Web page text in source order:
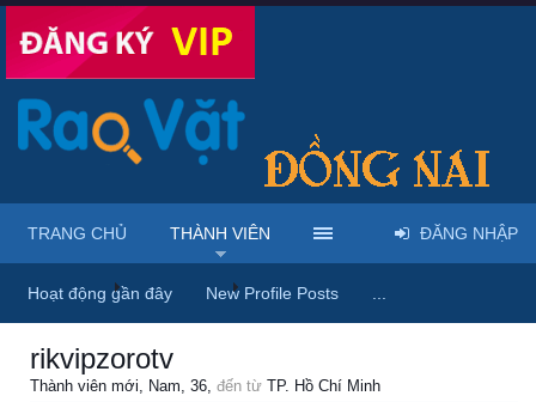
Trang chủ Thành viên rikvipzorotv
rikvipzorotv
Thành viên mới, Nam, 36, đến từ TP. Hồ Chí Minh
TRANG CHỦ THÀNH VIÊN
Hoạt động gần đây New Profile Posts
ĐĂNG NHẬP